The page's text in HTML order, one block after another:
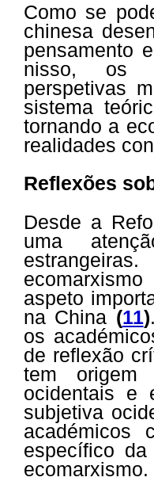
Como se
chinesa
pensamento
nisso, os
perspetivas
sistema
tornando a
realidades
Reflexões
Desde a
uma
aspeto
na China (11)
os
de reflexão
tem origem
ocidentais e
subjetiva
académicos
específico
ecomarxismo.